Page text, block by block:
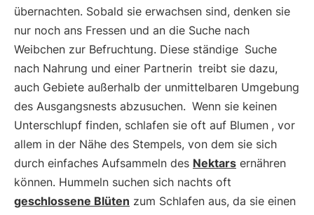
übernachten. Sobald sie erwachsen sind, denken sie
nur noch ans Fressen und an die Suche nach
Weibchen zur Befruchtung. Diese ständige Suche
nach Nahrung und einer Partnerin treibt sie dazu,
auch Gebiete außerhalb der unmittelbaren Umgebung
des Ausgangsnests abzusuchen. Wenn sie keinen
Unterschlupf finden, schlafen sie oft auf Blumen , vor
allem in der Nähe des Stempels, von dem sie sich
durch einfaches Aufsammeln des Nektars ernähren
können. Hummeln suchen sich nachts oft
geschlossene Blüten zum Schlafen aus, da sie einen